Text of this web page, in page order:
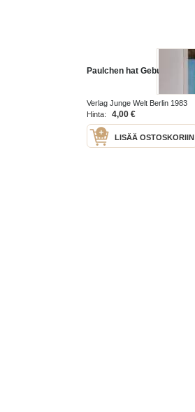
Paulchen hat Geburtstag
Verlag Junge Welt Berlin 1983
Hinta:
4,00 €
LISÄÄ OSTOSKORIIN